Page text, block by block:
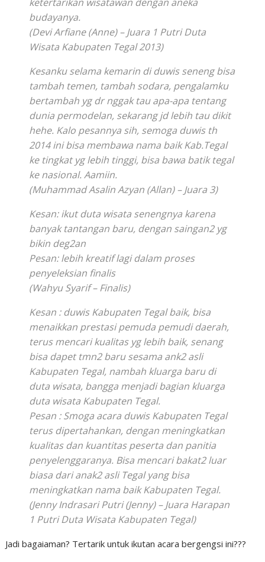
budayanya.
(Devi Arfiane (Anne) – Juara 1 Putri Duta
Wisata Kabupaten Tegal 2013)
Kesanku selama kemarin di duwis seneng bisa
tambah temen, tambah sodara, pengalamku
bertambah yg dr nggak tau apa-apa tentang
dunia permodelan, sekarang jd lebih tau dikit
hehe. Kalo pesannya sih, semoga duwis th
2014 ini bisa membawa nama baik Kab.Tegal
ke tingkat yg lebih tinggi, bisa bawa batik tegal
ke nasional. Aamiin.
(Muhammad Asalin Azyan (Allan) – Juara 3)
Kesan: ikut duta wisata senengnya karena
banyak tantangan baru, dengan saingan2 yg
bikin deg2an
Pesan: lebih kreatif lagi dalam proses
penyeleksian finalis
(Wahyu Syarif – Finalis)
Kesan : duwis Kabupaten Tegal baik, bisa
menaikkan prestasi pemuda pemudi daerah,
terus mencari kualitas yg lebih baik, senang
bisa dapet tmn2 baru sesama ank2 asli
Kabupaten Tegal, nambah kluarga baru di
duta wisata, bangga menjadi bagian kluarga
duta wisata Kabupaten Tegal.
Pesan : Smoga acara duwis Kabupaten Tegal
terus dipertahankan, dengan meningkatkan
kualitas dan kuantitas peserta dan panitia
penyelenggaranya. Bisa mencari bakat2 luar
biasa dari anak2 asli Tegal yang bisa
meningkatkan nama baik Kabupaten Tegal.
(Jenny Indrasari Putri (Jenny) – Juara Harapan
1 Putri Duta Wisata Kabupaten Tegal)
Jadi bagaiaman? Tertarik untuk ikutan acara bergengsi ini???